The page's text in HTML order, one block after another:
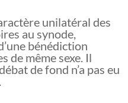
unilatéral des
au synode,
bénédiction
de même sexe. Il
de fond n’a pas eu